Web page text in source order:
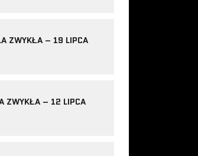
ZWYKŁA – 19 LIPCA
ZWYKŁA – 12 LIPCA